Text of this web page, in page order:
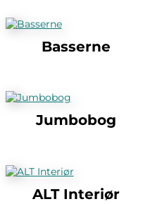
Basserne
Jumbobog
ALT Interiør